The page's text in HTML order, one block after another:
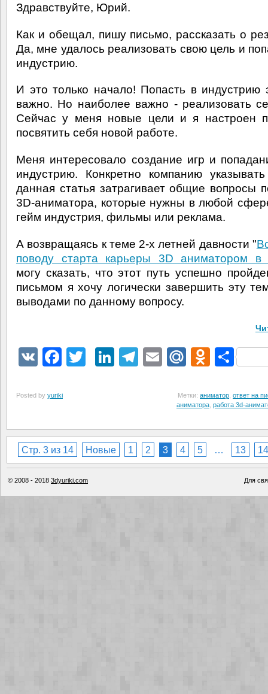
Здравствуйте, Юрий.
Как и обещал, пишу письмо, рассказать о
Да, мне удалось реализовать свою цель и
индустрию.
И это только начало! Попасть в индустрию
важно. Но наиболее важно - реализовать
Сейчас у меня новые цели и я настроен
посвятить себя новой работе.
Меня интересовало создание игр и
индустрию. Конкретно компанию
данная статья затрагивает общие вопросы
3D-аниматора, которые нужны в любой
гейм индустрия, фильмы или реклама.
А возвращаясь к теме 2-х летней давности "
поводу старта карьеры 3D аниматором в
могу сказать, что этот путь успешно
письмом я хочу логически завершить эту
выводами по данному вопросу.
VK Facebook
TwitterLinkedIn
Telegram
EmailMail.Ru
Posted by yuriki Метки: аниматор ответ на
аниматора работа 3d-
Стр. 3 из 14 Новые 1 2 3 4 5 … 13 14
© 2008 - 2018 3dyuriki.com Для